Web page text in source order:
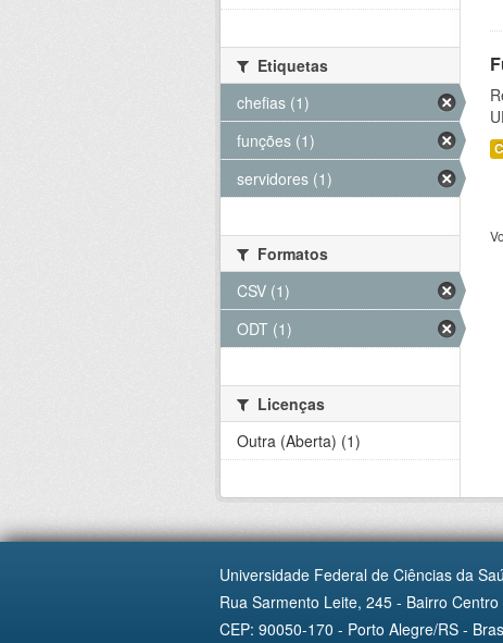
Etiquetas
chefias (1)
funções (1)
servidores (1)
Formatos
CSV (1)
ODT (1)
Licenças
Outra (Aberta) (1)
Universidade Federal de Ciências da
Rua Sarmento Leite, 245 - Bairro Centro
CEP: 90050-170 - Porto Alegre/RS -